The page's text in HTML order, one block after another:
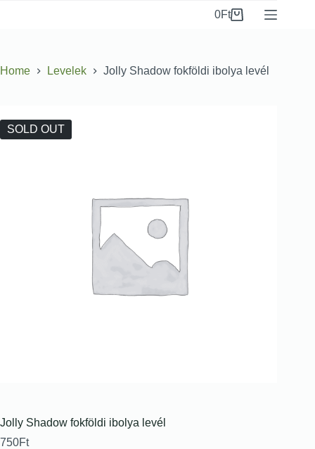
0Ft
Home Levelek Jolly Shadow fokföldi ibolya levél
SOLD OUT
Jolly Shadow fokföldi ibolya levél
750Ft